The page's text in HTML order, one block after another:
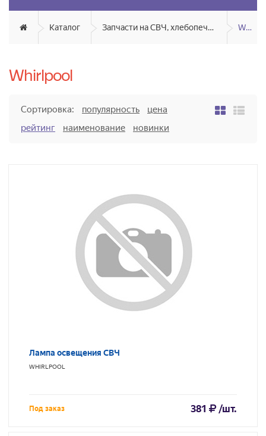
Каталог Запчасти на СВЧ, хлебопечи, мультиварки, аэрогрили, грили Whirlpool
Whirlpool
Сортировка: популярность
цена
рейтинг
наименование новинки
Лампа освещения СВЧ
WHIRLPOOL
Под заказ 381 /шт.